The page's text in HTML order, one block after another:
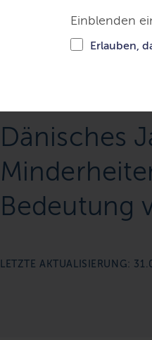
Einblenden
Erlauben,
Dänisches Jahrestreffen in
Dänisches
Bedeutung
LETZTE AKTUALISIERUNG: